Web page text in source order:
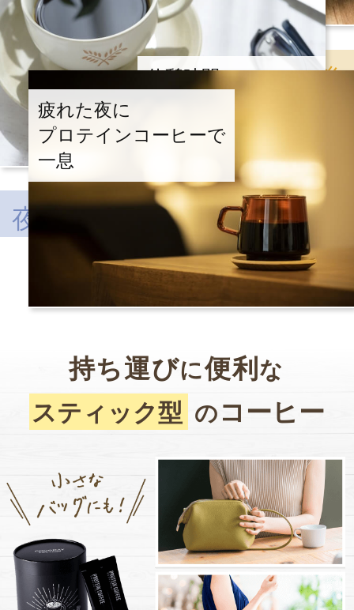
午後
休憩時間の
ササッと一杯
夜
疲れた夜に
プロテインコーヒーで
一息
持ち運びに便利 な
スティック型 の コーヒー